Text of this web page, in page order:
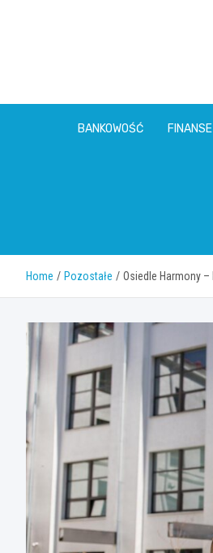
BANKOWOŚĆ FINANSE
Home Pozostałe Osiedle Harmony